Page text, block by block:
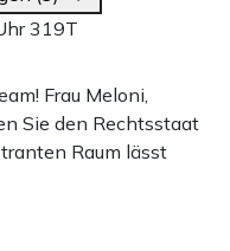
319T
Frau Meloni,
Sie den Rechtsstaat
Raum lässt